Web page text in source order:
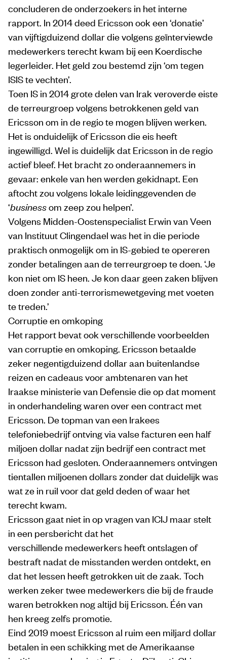
concluderen de onderzoekers in het interne
rapport. In 2014 deed Ericsson ook een ‘donatie’
van vijftigduizend dollar die volgens geïnterviewde
medewerkers terecht kwam bij een Koerdische
legerleider. Het geld zou bestemd zijn ‘om tegen
ISIS te vechten’.
Toen IS in 2014 grote delen van Irak veroverde eiste
de terreurgroep volgens betrokkenen geld van
Ericsson om in de regio te mogen blijven werken.
Het is onduidelijk of Ericsson die eis heeft
ingewilligd. Wel is duidelijk dat Ericsson in de regio
actief bleef. Het bracht zo onderaannemers in
gevaar: enkele van hen werden gekidnapt. Een
aftocht zou volgens lokale leidinggevenden de
‘businessom zeep zou helpen’.
Volgens Midden-Oostenspecialist Erwin van Veen
van Instituut Clingendael was het in die periode
praktisch onmogelijk om in IS-gebied te opereren
zonder betalingen aan de terreurgroep te doen. ‘Je
kon niet om IS heen. Je kon daar geen zaken blijven
doen zonder anti-terrorismewetgeving met voeten
te treden.’
Corruptie en omkoping
Het rapport bevat ook verschillende voorbeelden
van corruptie en omkoping. Ericsson betaalde
zeker negentigduizend dollar aan buitenlandse
reizen en cadeaus voor ambtenaren van het
Iraakse ministerie van Defensie die op dat moment
in onderhandeling waren over een contract met
Ericsson. De topman van een Irakees
telefoniebedrijf ontving via valse facturen een half
miljoen dollar nadat zijn bedrijf een contract met
Ericsson had gesloten. Onderaannemers ontvingen
tientallen miljoenen dollars zonder dat duidelijk was
wat ze in ruil voor dat geld deden of waar het
terecht kwam.
Ericsson gaat niet in op vragen van ICIJ maar stelt
in een persbericht dat het
verschillende medewerkers heeft ontslagen of
bestraft nadat de misstanden werden ontdekt, en
dat het lessen heeft getrokken uit de zaak. Toch
werken zeker twee medewerkers die bij de fraude
waren betrokken nog altijd bij Ericsson. Één van
hen kreeg zelfs promotie.
Eind 2019 moest Ericsson al ruim een miljard dollar
betalen in een schikking met de Amerikaanse